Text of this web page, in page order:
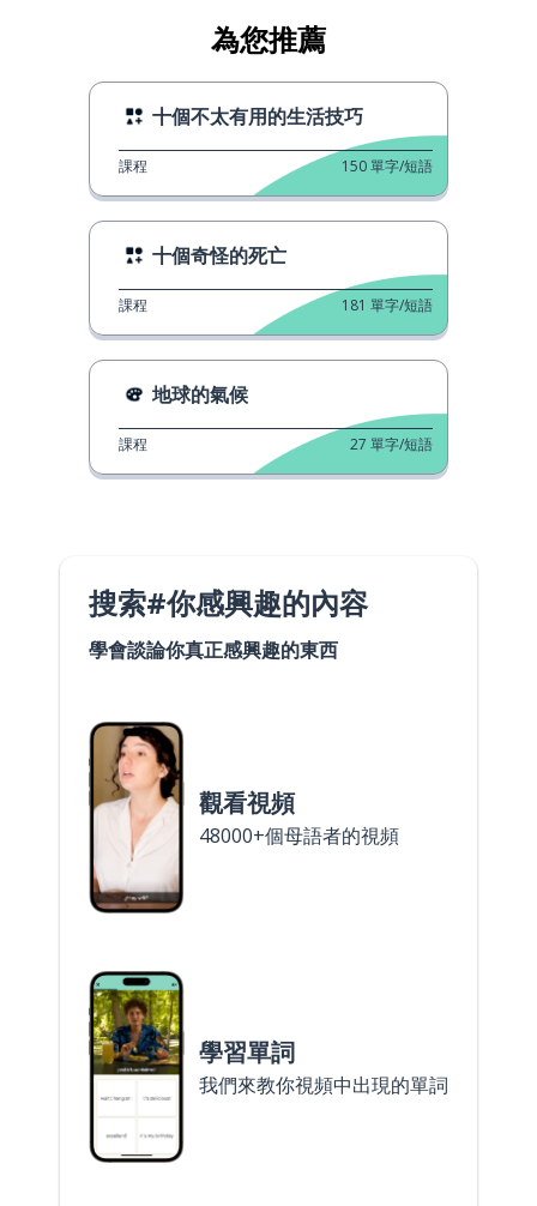
為您推薦
十個不太有用的生活技巧
課程 150單字/短語
十個奇怪的死亡
課程 181 單字/短語
地球的氣候
課程 27 單字/短語
搜索#你感興趣的內容
學會談論你真正感興趣的東西
觀看視頻
48000+個母語者的視頻
學習單詞
我們來教你視頻中出現的單詞